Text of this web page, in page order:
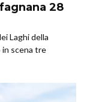
28
Laghi della
in scena tre